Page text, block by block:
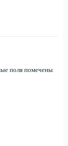
поля помечены